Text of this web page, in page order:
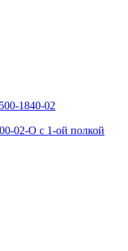
1840-02
02-О с 1-ой полкой